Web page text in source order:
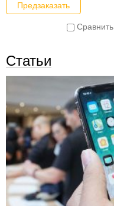
Предзаказать
Сравнить
Статьи